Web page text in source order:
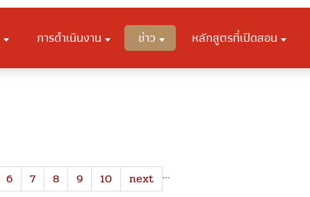
การดำเนินงาน ข่าว หลักสูตรที่เปิดสอน
6 7 8 9 10 …
next